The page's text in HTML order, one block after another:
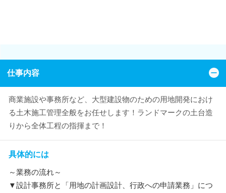
仕事内容
商業施設や事務所など、大型建設物のための用地開発におけ
る土木施工管理全般をお任せします！ランドマークの土台造
りから全体工程の指揮まで！
具体的には
～業務の流れ～
▼設計事務所と「用地の計画設計、行政への申請業務」につ